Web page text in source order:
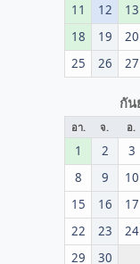
11
12 13
18
19 20
25
26 27
กัน
อา. จ. อ.
1 2 3
8
9 10
15
16 17
22
23 24
29
30